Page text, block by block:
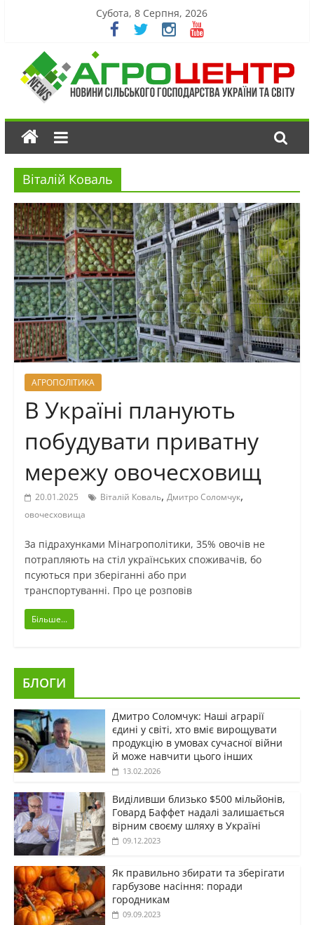
Субота, 8 Серпня, 2026
Віталій Коваль
АГРОПОЛІТИКА
В Україні планують
побудувати приватну
мережу овочесховищ
20.01.2025 Віталій Коваль, Дмитро Соломчук,
овочесховища
За підрахунками Мінагрополітики, 35% овочів не
потрапляють на стіл українських споживачів, бо
псуються при зберіганні або при
транспортуванні. Про це розповів
Більше...
БЛОГИ
Дмитро Соломчук: Наші аграрії
єдині у світі, хто вміє вирощувати
продукцію в умовах сучасної війни
й може навчити цього інших
13.02.2026
Виділивши близько $500 мільйонів,
Говард Баффет надалі залишається
вірним своєму шляху в Україні
09.12.2023
Як правильно збирати та зберігати
гарбузове насіння: поради
городникам
09.09.2023